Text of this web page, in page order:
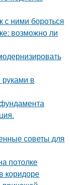
с ними бороться
возможно ли
в
советы для
потолке
коридоре